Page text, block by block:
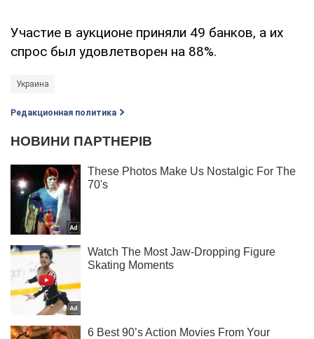
Участие в аукционе приняли 49 банков, а их
спрос был удовлетворен на 88%.
Украина
Редакционная политика